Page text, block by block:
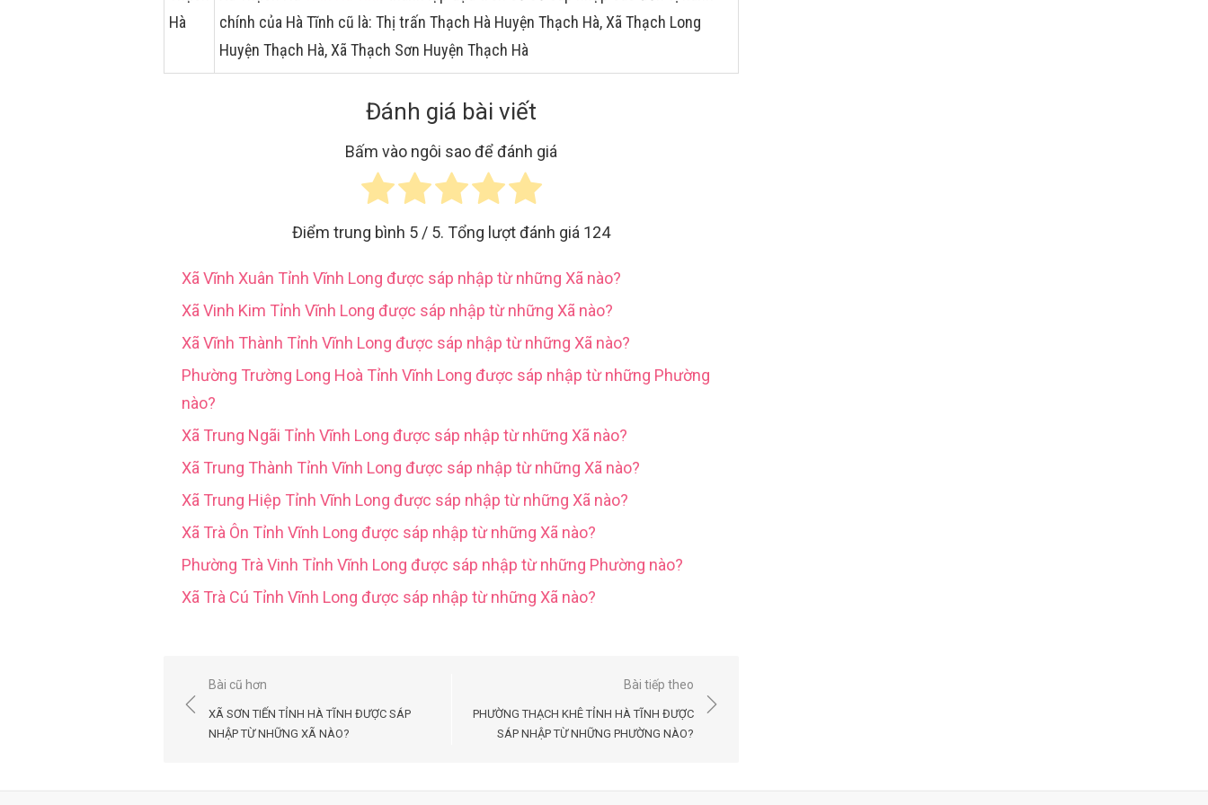
Hà
chính của Hà Tĩnh cũ là: Thị trấn Thạch Hà Huyện Thạch Hà, Xã Thạch Long
Huyện Thạch Hà, Xã Thạch Sơn Huyện Thạch Hà
Đánh giá bài viết
Bấm vào ngôi sao để đánh giá
Điểm trung bình 5 / 5. Tổng lượt đánh giá 124
Xã Vĩnh Xuân Tỉnh Vĩnh Long được sáp nhập từ những Xã nào?
Xã Vinh Kim Tỉnh Vĩnh Long được sáp nhập từ những Xã nào?
Xã Vĩnh Thành Tỉnh Vĩnh Long được sáp nhập từ những Xã nào?
Phường Trường Long Hoà Tỉnh Vĩnh Long được sáp nhập từ những Phường
nào?
Xã Trung Ngãi Tỉnh Vĩnh Long được sáp nhập từ những Xã nào?
Xã Trung Thành Tỉnh Vĩnh Long được sáp nhập từ những Xã nào?
Xã Trung Hiệp Tỉnh Vĩnh Long được sáp nhập từ những Xã nào?
Xã Trà Ôn Tỉnh Vĩnh Long được sáp nhập từ những Xã nào?
Phường Trà Vinh Tỉnh Vĩnh Long được sáp nhập từ những Phường nào?
Xã Trà Cú Tỉnh Vĩnh Long được sáp nhập từ những Xã nào?
Điều
hướng
Bài cũ hơn
XÃ SƠN TIẾN TỈNH HÀ TĨNH ĐƯỢC SÁP
NHẬP TỪ NHỮNG XÃ NÀO?
Bài tiếp theo
PHƯỜNG THẠCH KHÊ TỈNH HÀ TĨNH ĐƯỢC
SÁP NHẬP TỪ NHỮNG PHƯỜNG NÀO?